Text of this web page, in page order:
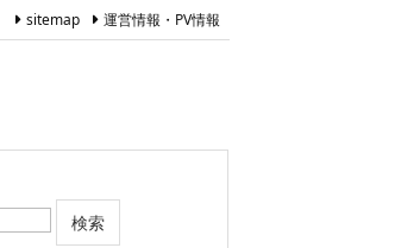
sitemap 運営情報・PV情報